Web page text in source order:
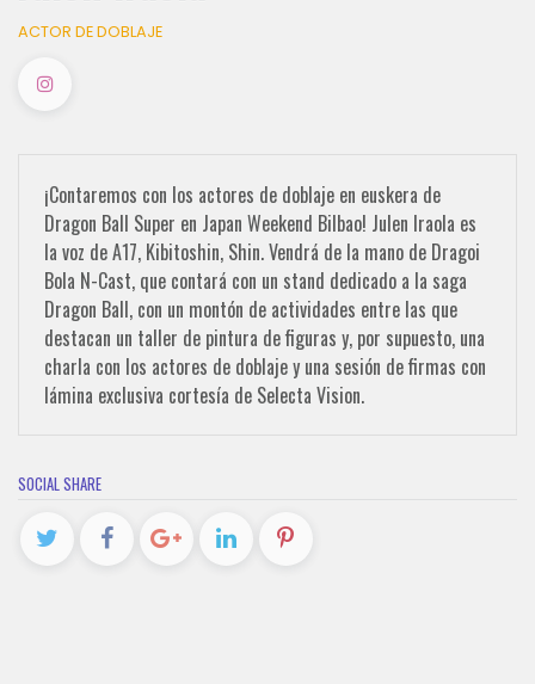
ACTOR DE DOBLAJE
¡Contaremos con los actores de doblaje en euskera de
Dragon Ball Super en Japan Weekend Bilbao! Julen Iraola es
la voz de A17, Kibitoshin, Shin. Vendrá de la mano de Dragoi
Bola N-Cast, que contará con un stand dedicado a la saga
Dragon Ball, con un montón de actividades entre las que
destacan un taller de pintura de figuras y, por supuesto, una
charla con los actores de doblaje y una sesión de firmas con
lámina exclusiva cortesía de Selecta Vision.
SOCIAL SHARE